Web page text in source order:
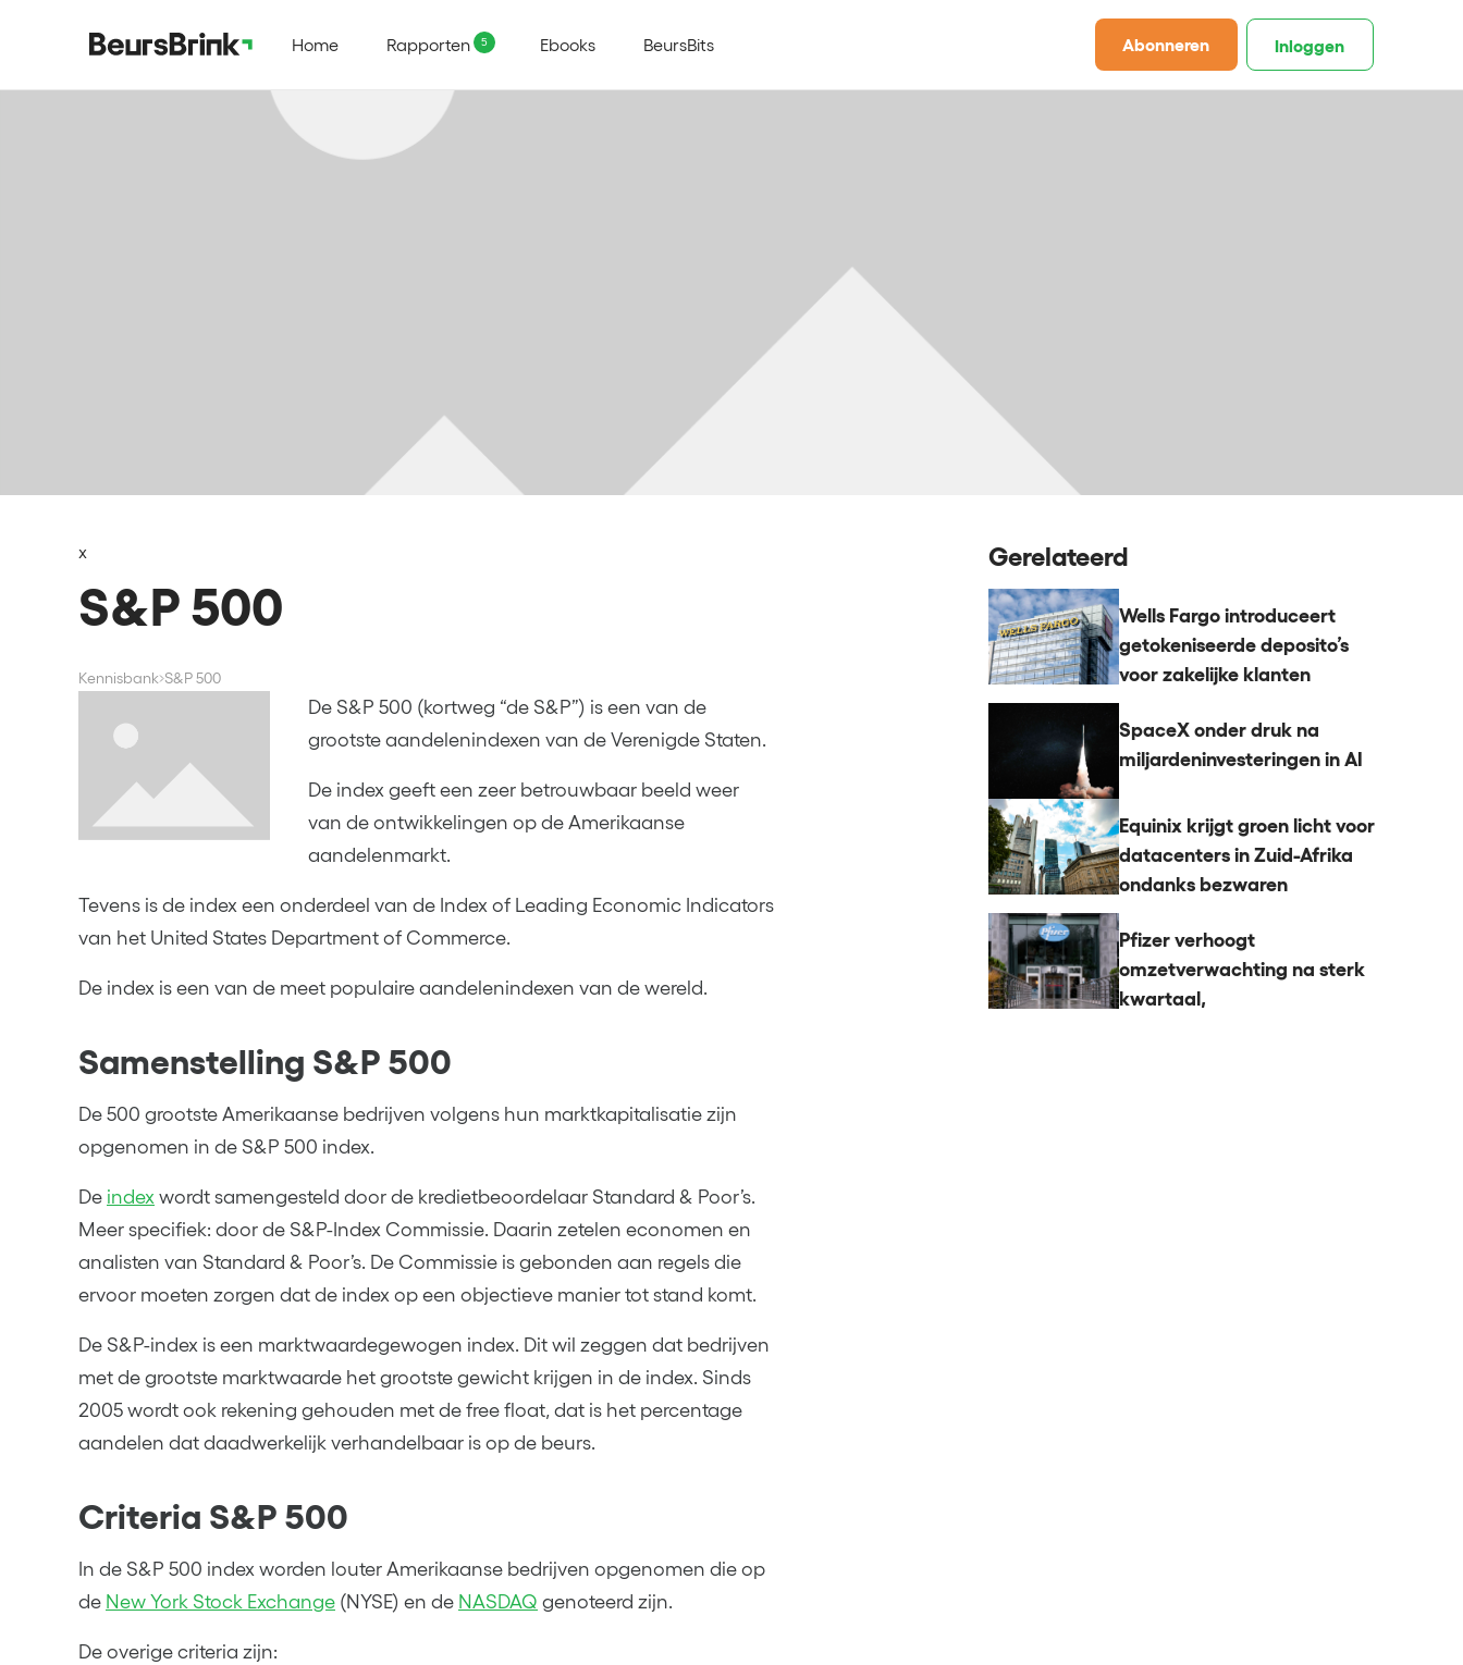
Home Rapporten Ebooks BeursBits Abonneren Inloggen
x
S&P 500
Kennisbank S&P 500
De S&P 500 (kortweg “de S&P”) is een van de
grootste aandelenindexen van de Verenigde Staten.
De index geeft een zeer betrouwbaar beeld weer
van de ontwikkelingen op de Amerikaanse
aandelenmarkt.
Tevens is de index een onderdeel van de Index of Leading Economic Indicators
van het United States Department of Commerce.
De index is een van de meet populaire aandelenindexen van de wereld.
Samenstelling S&P 500
De 500 grootste Amerikaanse bedrijven volgens hun marktkapitalisatie zijn
opgenomen in de S&P 500 index.
De index wordt samengesteld door de kredietbeoordelaar Standard & Poor’s.
Meer specifiek: door de S&P-Index Commissie. Daarin zetelen economen en
analisten van Standard & Poor’s. De Commissie is gebonden aan regels die
ervoor moeten zorgen dat de index op een objectieve manier tot stand komt.
De S&P-index is een marktwaardegewogen index. Dit wil zeggen dat bedrijven
met de grootste marktwaarde het grootste gewicht krijgen in de index. Sinds
2005 wordt ook rekening gehouden met de free float, dat is het percentage
aandelen dat daadwerkelijk verhandelbaar is op de beurs.
Criteria S&P 500
In de S&P 500 index worden louter Amerikaanse bedrijven opgenomen die op
de New York Stock Exchange (NYSE) en de NASDAQ genoteerd zijn.
De overige criteria zijn:
Gerelateerd
Wells Fargo introduceert
getokeniseerde deposito’s
voor zakelijke klanten
SpaceX onder druk na
miljardeninvesteringen in AI
Equinix krijgt groen licht voor
datacenters in Zuid-Afrika
ondanks bezwaren
Pfizer verhoogt
omzetverwachting na sterk
kwartaal,